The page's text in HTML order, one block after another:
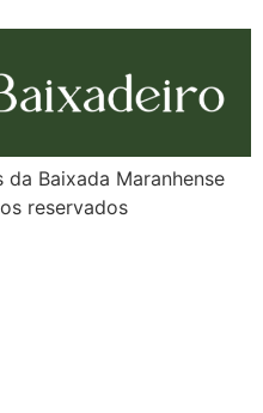
Baixada Maranhense
reservados